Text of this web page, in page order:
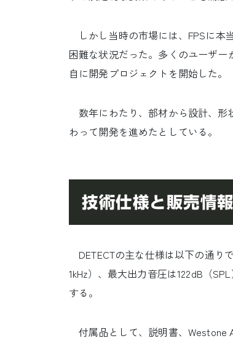
しかし当時の市場には、FPSに本
困難な状況だった。多くのユーザ
自に開発プロジェクトを開始した。
数年にわたり、部材から設計、形
わって開発を進めたとしている。
技術仕様と販売情報
DETECTの主な仕様は以下の通り
1kHz）、最大出力音圧は122dB（
する。
付属品として、説明書、Westone